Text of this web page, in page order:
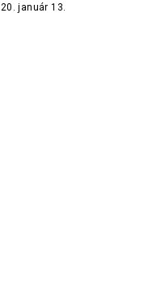
január 13.